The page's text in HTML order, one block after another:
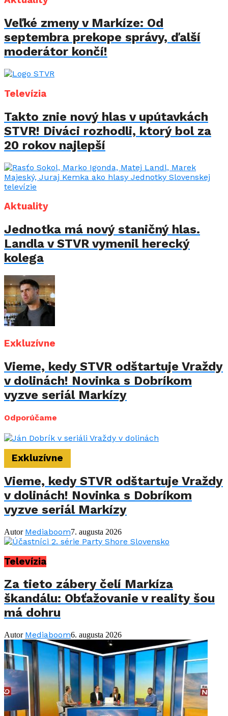
Veľké zmeny v Markíze: Od
septembra prekope správy, ďalší
moderátor končí!
Televízia
Takto znie nový hlas v upútavkách
STVR! Diváci rozhodli, ktorý bol za
20 rokov najlepší
Aktuality
Jednotka má nový staničný hlas.
Landla v STVR vymenil herecký
kolega
Exkluzívne
Vieme, kedy STVR odštartuje Vraždy
v dolinách! Novinka s Dobríkom
vyzve seriál Markízy
Odporúčame
Exkluzívne
Vieme, kedy STVR odštartuje Vraždy
v dolinách! Novinka s Dobríkom
vyzve seriál Markízy
Autor Mediaboom7. augusta 2026
Televízia
Za tieto zábery čelí Markíza
škandálu: Obťažovanie v reality šou
má dohru
Autor Mediaboom6. augusta 2026